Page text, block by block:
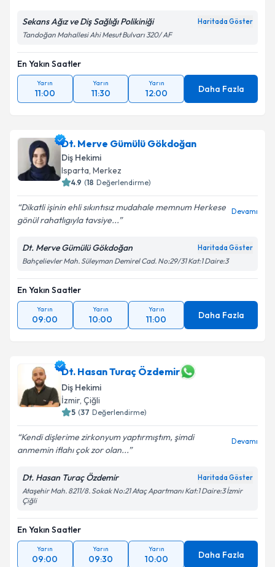
Sekans Ağız ve Diş Sağlığı Polikiniği Haritada Göster
Tandoğan Mahallesi Ahi Mesut Bulvarı 320/ AF
En Yakın Saatler
Yarın
11:00
Yarın
11:30
Yarın
12:00 Daha Fazla
Dt. Merve Gümülü Gökdoğan
Diş Hekimi
Isparta, Merkez
4.9 (18 Değerlendirme)
Dikatli işinin ehli sıkıntısız mudahale memnum Herkese
gönül rahatlıgıyla tavsiye...
Devamı
Dt. Merve Gümülü Gökdoğan Haritada Göster
Bahçelievler Mah. Süleyman Demirel Cad. No:29/31 Kat:1 Daire:3
En Yakın Saatler
Yarın
09:00
Yarın
10:00
Yarın
11:00 Daha Fazla
Dt. Hasan Turaç Özdemir
Diş Hekimi
İzmir, Çiğli
5 (37 Değerlendirme)
Kendi dişlerime zirkonyum yaptırmıştım, şimdi
anmemin iflahı çok zor olan...
Devamı
Dt. Hasan Turaç Özdemir Haritada Göster
Ataşehir Mah. 8211/8. Sokak No:21 Ataç Apartmanı Kat:1 Daire:3 İzmir
Çiğli
En Yakın Saatler
Yarın
09:00
Yarın
09:30
Yarın
10:00 Daha Fazla